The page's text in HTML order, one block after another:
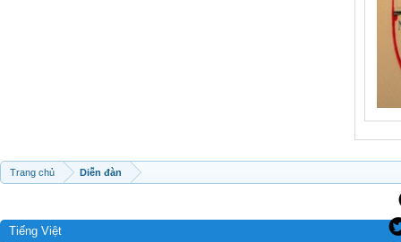
Trang chủ Diễn đàn
Tiếng Việt